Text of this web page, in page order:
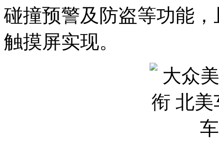
碰撞预警及防盗等功能
触摸屏实现。